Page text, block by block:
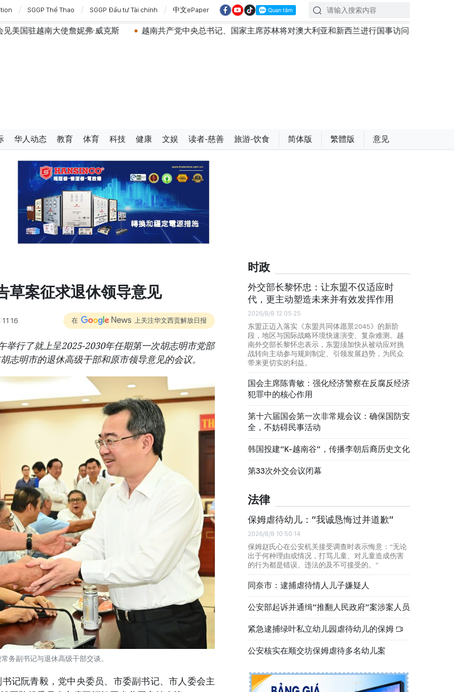
SGGP Thể Thao SGGP Đầu tư Tài chính 中文ePaper
·威克斯 越南共产党中央总书记、国家主席苏林将对澳大利亚和新西兰进行国事访问 政府总理黎明兴：网络安全
华人动态 教育 体育 科技 健康 文娱 读者-慈善 旅游-饮食 简体版 繁體版 意见
草案征求退休领导意见
在 上关注华文西贡解放日报
举行了就上呈2025-2030年任期第一次胡志明市党部
志明市的退休高级干部和原市领导意见的会议。
务副书记与退休高级干部交谈。
记阮青毅，党中央委员、市委副书记、市人委会主
时政
外交部长黎怀忠：让东盟不仅适应时
代，更主动塑造未来并有效发挥作用
2026/8/8 12:05:25
东盟正迈入落实《东盟共同体愿景2045》的新阶
段，地区与国际战略环境快速演变、复杂难测。越
南外交部长黎怀忠表示，东盟须加快从被动应对挑
战转向主动参与规则制定、引领发展趋势，为民众
带来更切实的利益。
国会主席陈青敏：强化经济警察在反腐反经济
犯罪中的核心作用
第十六届国会第一次非常规会议：确保国防安
全，不妨碍民事活动
韩国投建“K-越南谷”，传播李朝后裔历史文化
第33次外交会议闭幕
法律
保姆虐待幼儿：“我诚恳悔过并道歉”
2026/8/8 10:50:14
保姆赵氏心在公安机关接受调查时表示悔意：“无论
出于何种理由或情况，打骂儿童、对儿童造成伤害
的行为都是错误、违法的及不可接受的。”
同奈市：逮捕虐待情人儿子嫌疑人
公安部起诉并通缉“推翻人民政府”案涉案人员
紧急逮捕绿叶私立幼儿园虐待幼儿的保姆
公安核实在顺交坊保姆虐待多名幼儿案